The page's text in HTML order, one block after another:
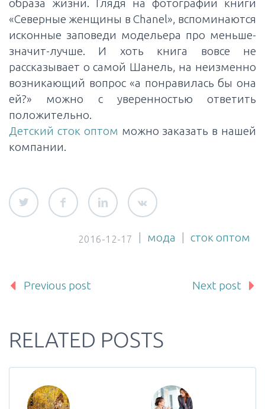
образа жизни. Глядя на фотографии книги
«Северные женщины в Chanel», вспоминаются
исконные заповеди модельера про меньше-
значит-лучше. И хоть книга вовсе не
рассказывает о самой Шанель, на неизменно
возникающий вопрос «а понравилась бы она
ей?» можно с уверенностью ответить
положительно.
Детский сток оптом можно заказать в нашей
компании.
2016-12-17 мода сток оптом
Previous post Next post
RELATED POSTS